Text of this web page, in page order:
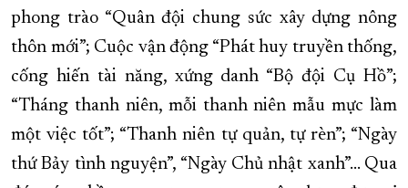
phong trào “Quân đội chung sức xây dựng nông
thôn mới”; Cuộc vận động “Phát huy truyền thống,
cống hiến tài năng, xứng danh “Bộ đội Cụ Hồ”;
“Tháng thanh niên, mỗi thanh niên mẫu mực làm
một việc tốt”; “Thanh niên tự quản, tự rèn”; “Ngày
thứ Bảy tình nguyện”, “Ngày Chủ nhật xanh”… Qua